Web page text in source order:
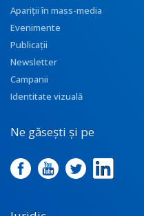
Apariţii în mass-media
Evenimente
Publicații
Newsletter
Campanii
Identitate vizuală
Ne găsești și pe